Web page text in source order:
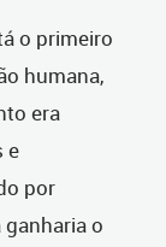
o primeiro
humana,
era
e
por
o